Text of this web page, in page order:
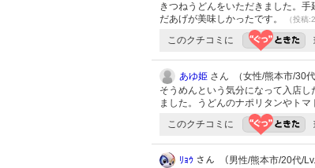
きつねうどんをいただきました。
だあげが美味しかったです。
（投
このクチコミに
あゆ姫 さん （女性/熊本市/30代
そうめんという気分になって入店
ました。うどんのナポリタンやト
このクチコミに
ﾘｮｳ さん （男性/熊本市/20代/